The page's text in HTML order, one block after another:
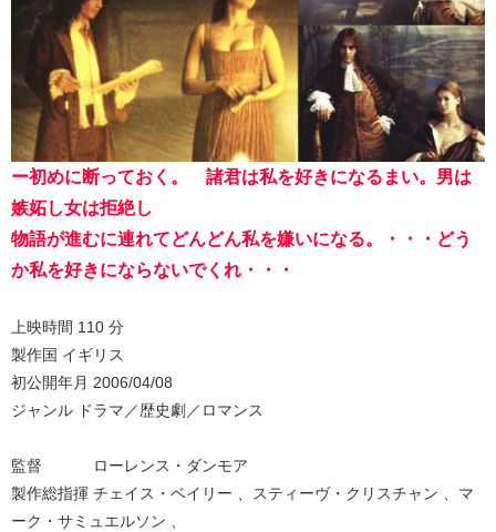
ー初めに断っておく。 諸君は私を好きになるまい。男は
嫉妬し女は拒絶し
物語が進むに連れてどんどん私を嫌いになる。・・・どう
か私を好きにならないでくれ・・・
上映時間 110 分
製作国 イギリス
初公開年月 2006/04/08
ジャンル ドラマ／歴史劇／ロマンス
監督 ローレンス・ダンモア
製作総指揮 チェイス・ベイリー 、スティーヴ・クリスチャン 、マ
ーク・サミュエルソン 、